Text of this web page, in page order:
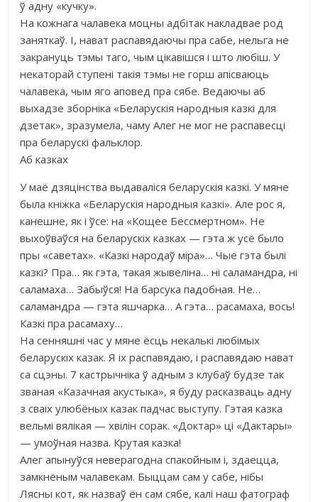
ў адну «кучку».
На кожнага чалавека моцны адбітак накладвае род
заняткаў. І, нават распавядаючы пра сабе, нельга не
закрануць тэмы таго, чым цікавішся і што любіш. У
некаторай ступені такія тэмы не горш апісваюць
чалавека, чым яго аповед пра сябе. Ведаючы аб
выхадзе зборніка «Беларускія народныя казкі для
дзетак», зразумела, чаму Алег не мог не распавесці
пра беларускі фальклор.
Аб казках
У маё дзяцінства выдаваліся беларускія казкі. У мяне
была кніжка «Беларускія народныя казкі». Але рос я,
канешне, як і ўсе: на «Кощее Бессмертном». Не
выхоўваўся на беларускіх казках — гэта ж усё было
пры «саветах». «Казкі народаў міра»… Чые гэта былі
казкі? Пра… як гэта, такая жывёліна… ні саламандра, ні
саламаха… Забыўся! На барсука падобная. Не…
саламандра — гэта яшчарка… А гэта… расамаха, вось!
Казкі пра расамаху…
На сенняшні час у мяне ёсць некалькі любімых
беларускіх казак. Я іх распавядаю, і распавядаю нават
са сцэны. 7 кастрычніка ў адным з клубаў будзе так
званая «Казачная акустыка», я буду расказваць адну
з сваіх улюбёных казак падчас выступу. Гэтая казка
вельмі вялікая — хвілін сорак. «Доктар» ці «Дактары»
— умоўная назва. Крутая казка!
Алег апынуўся неверагодна спакойным і, здаецца,
замкнёным чалавекам. Быццам сам у сабе, нібы
Лясны кот, як назваў ён сам сябе, калі наш фатограф